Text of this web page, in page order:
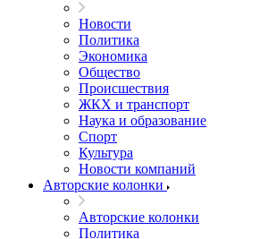
Новости
Политика
Экономика
Общество
Происшествия
ЖКХ и транспорт
Наука и образование
Спорт
Культура
Новости компаний
Авторские колонки
Авторские колонки
Политика